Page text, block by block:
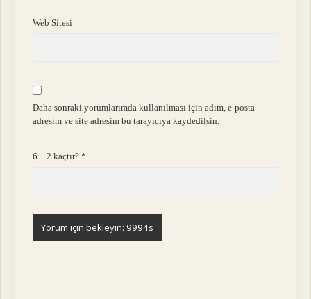
Web Sitesi
Daha sonraki yorumlarımda kullanılması için adım, e-posta
adresim ve site adresim bu tarayıcıya kaydedilsin.
6 + 2 kaçtır?*